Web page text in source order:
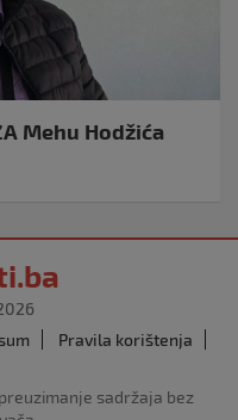
Mehu Hodžića
Pravila korištenja
sadržaja bez